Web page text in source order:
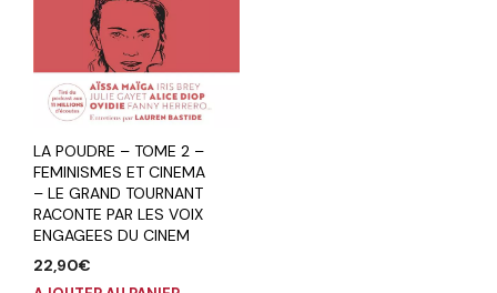
LA POUDRE – TOME 2 –
FEMINISMES ET CINEMA
– LE GRAND TOURNANT
RACONTE PAR LES VOIX
ENGAGEES DU CINEM
22,90€